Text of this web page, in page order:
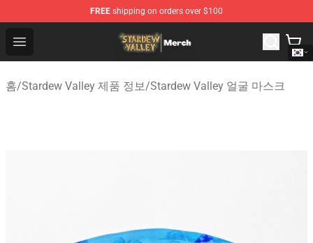
FREE shipping on orders over $100
Open menu
Stardew Valley Store - Official Stardew Valley
홈/Stardew Valley 제품 정보/Stardew Valley 얼굴 마스크